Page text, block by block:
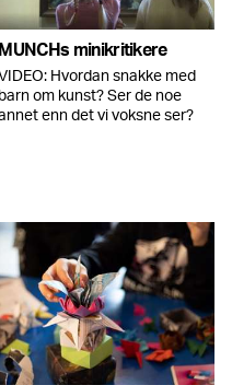
MUNCHs minikritikere
Hvordan snakke med
barn om kunst? Ser de noe
enn det vi voksne ser?